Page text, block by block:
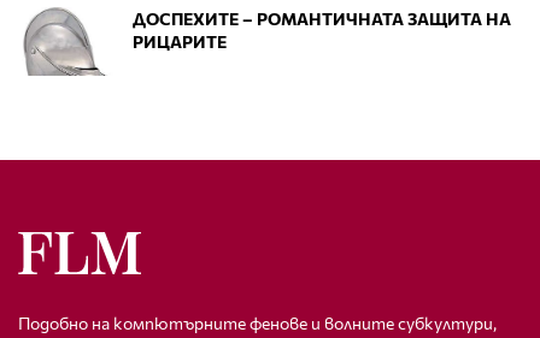
ДОСПЕХИТЕ – РОМАНТИЧНАТА ЗАЩИТА НА
РИЦАРИТЕ
Подобно на компютърните фенове и волните субкултури,